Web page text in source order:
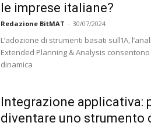
le imprese italiane?
Redazione BitMAT - 30/07/2024
L’adozione di strumenti basati sull’IA,
Extended Planning & Analysis
dinamica
Integrazione applicativa:
diventare uno strumento